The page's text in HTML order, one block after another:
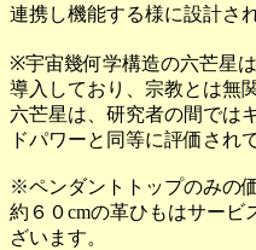
連携し機能する様に設計さ
※宇宙幾何学構造の六芒星
導入しており、宗教とは無
六芒星は、研究者の間では
ドパワーと同等に評価され
※ペンダントトップのみの
約６０cmの革ひもはサービ
ざいます。